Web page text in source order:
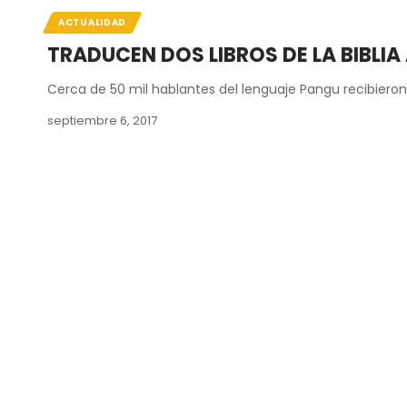
ACTUALIDAD
TRADUCEN DOS LIBROS DE LA
Cerca de 50 mil hablantes del lenguaje Pangu
septiembre 6, 2017